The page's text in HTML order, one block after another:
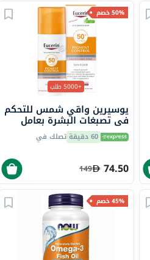
50% خصم
+5000 طلب
يوسيرين واقي شمس للتحكم
في تصبغات البشرة بعامل
حماية من الشمس 50+ سائل
حماية من أشعة الشمس
60 دقيقة تصلك في
74.50
149
45% خصم